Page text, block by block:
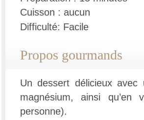
Cuisson : aucun
Difficulté: Facile
Propos gourmands
Un dessert délicieux
magnésium, ainsi
personne).